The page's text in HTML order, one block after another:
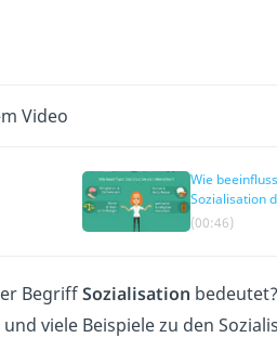
Video
Wie
Sozialisation
Menschen?
(00:46)
BegriffSozialisation
und viele Beispiele zu den